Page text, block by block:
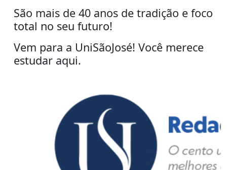
São mais de 40 anos de tradição e foco
total no seu futuro!
Vem para a UniSãoJosé! Você merece
estudar aqui.